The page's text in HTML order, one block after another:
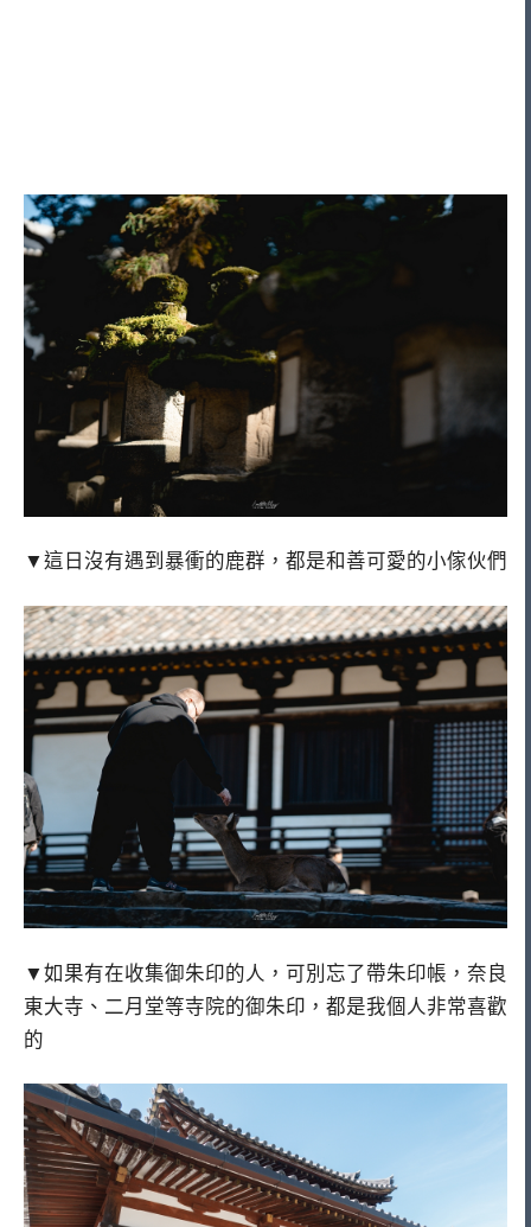
▼這日沒有遇到暴衝的鹿群，都是和善可愛的小傢伙們
▼如果有在收集御朱印的人，可別忘了帶朱印帳，奈良
東大寺、二月堂等寺院的御朱印，都是我個人非常喜歡
的